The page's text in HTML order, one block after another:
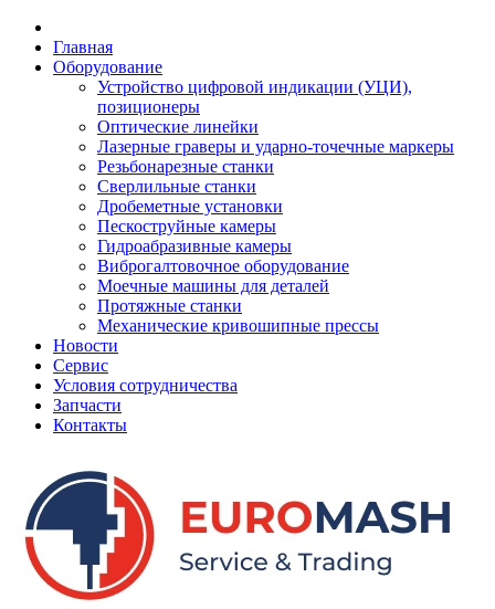
Главная
Оборудование
Устройство цифровой индикации (УЦИ),
позиционеры
Оптические линейки
Лазерные граверы и ударно-точечные маркеры
Резьбонарезные станки
Сверлильные станки
Дробеметные установки
Пескоструйные камеры
Гидроабразивные камеры
Виброгалтовочное оборудование
Моечные машины для деталей
Протяжные станки
Механические кривошипные прессы
Новости
Сервис
Условия сотрудничества
Запчасти
Контакты